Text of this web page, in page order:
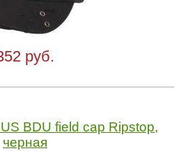
руб.
BDU field cap Ripstop,
черная